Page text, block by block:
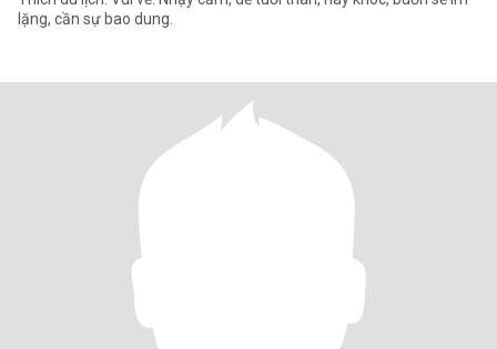
lặng, cần sự bao dung.